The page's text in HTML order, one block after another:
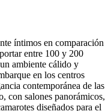
íntimos en comparación
entre 100 y 200
ambiente cálido y
en los centros
contemporánea de las
con salones panorámicos,
diseñados para el